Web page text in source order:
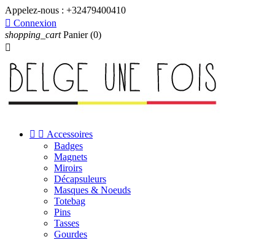
Appelez-nous : +32479400410
 Connexion
shopping_cart Panier (0)

  Accessoires
Badges
Magnets
Miroirs
Décapsuleurs
Masques & Noeuds
Totebag
Pins
Tasses
Gourdes